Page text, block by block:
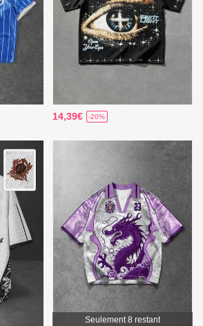
14,39€ -20%
Seulement 8 restant